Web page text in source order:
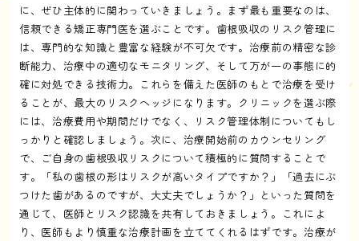
に、ぜひ主体的に関わっていきましょう。まず最も重要なのは、
信頼できる矯正専門医を選ぶことです。歯根吸収のリスク管理に
は、専門的な知識と豊富な経験が不可欠です。治療前の精密な診
断能力、治療中の適切なモニタリング、そして万が一の事態に的
確に対処できる技術力。これらを備えた医師のもとで治療を受け
ることが、最大のリスクヘッジになります。クリニックを選ぶ際
には、治療費用や期間だけでなく、リスク管理体制についてもし
っかりと確認しましょう。次に、治療開始前のカウンセリング
で、ご自身の歯根吸収リスクについて積極的に質問することで
す。「私の歯根の形はリスクが高いタイプですか？」「過去にぶ
つけた歯があるのですが、大丈夫でしょうか？」といった質問を
通じて、医師とリスク認識を共有しておきましょう。これによ
り、医師もより慎重な治療計画を立ててくれるはずです。治療が